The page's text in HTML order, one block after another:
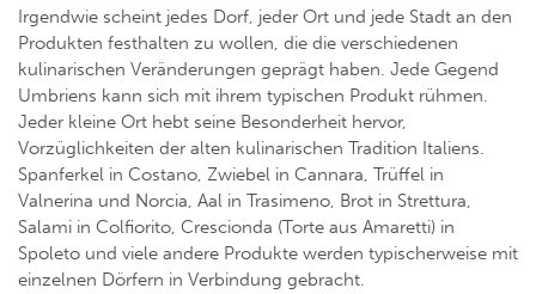
Irgendwie scheint jedes Dorf, jeder Ort und jede Stadt an den
Produkten festhalten zu wollen, die die verschiedenen
kulinarischen Veränderungen geprägt haben. Jede Gegend
Umbriens kann sich mit ihrem typischen Produkt rühmen.
Jeder kleine Ort hebt seine Besonderheit hervor,
Vorzüglichkeiten der alten kulinarischen Tradition Italiens.
Spanferkel in Costano, Zwiebel in Cannara, Trüffel in
Valnerina und Norcia, Aal in Trasimeno, Brot in Strettura,
Salami in Colfiorito, Crescionda (Torte aus Amaretti) in
Spoleto und viele andere Produkte werden typischerweise mit
einzelnen Dörfern in Verbindung gebracht.